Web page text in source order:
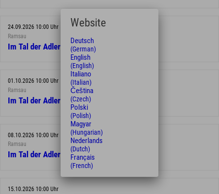
24.09.2026 10:00 Uhr
Ramsau
Im Tal der Adler & Geier
01.10.2026 10:00 Uhr
Ramsau
Im Tal der Adler & Geier
08.10.2026 10:00 Uhr
Ramsau
Im Tal der Adler & Geier
15.10.2026 10:00 Uhr
Website
Deutsch
(German)
English
(English)
Italiano
(Italian)
Čeština
(Czech)
Polski
(Polish)
Magyar
(Hungarian)
Nederlands
(Dutch)
Français
(French)